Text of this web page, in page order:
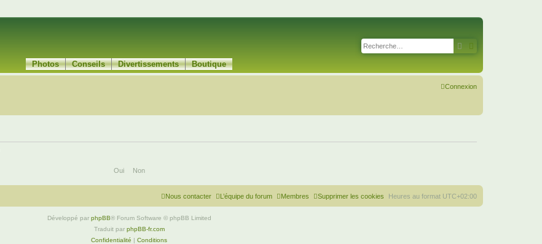
Rechercher
Photos Conseils Divertissements Boutique
Connexion
Heures au format UTC+02:00
Supprimer les cookies
Membres
L’équipe du forum
Nous contacter
Développé par phpBB® Forum Software © phpBB Limited
Traduit par phpBB-fr.com
Confidentialité | Conditions